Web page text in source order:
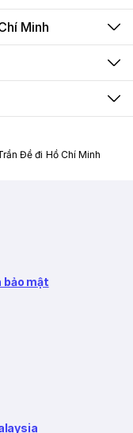
Minh
Đề đi Hồ Chí Minh
bảo mật